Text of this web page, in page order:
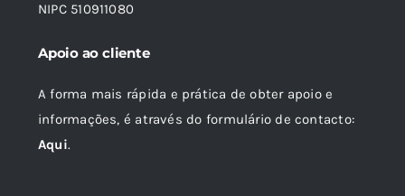
NIPC 510911080
Apoio ao cliente
A forma mais rápida e prática de obter apoio e
informações, é através do formulário de contacto:
Aqui.